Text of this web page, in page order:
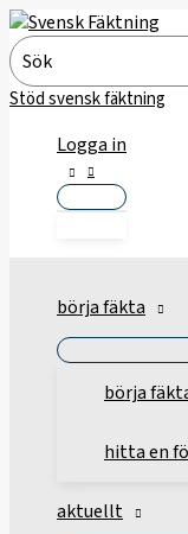
Hoppa
till
innehåll
Search
for:
Stöd svensk fäktning
Logga in
börja fäkta
börja
hitta en
aktuellt